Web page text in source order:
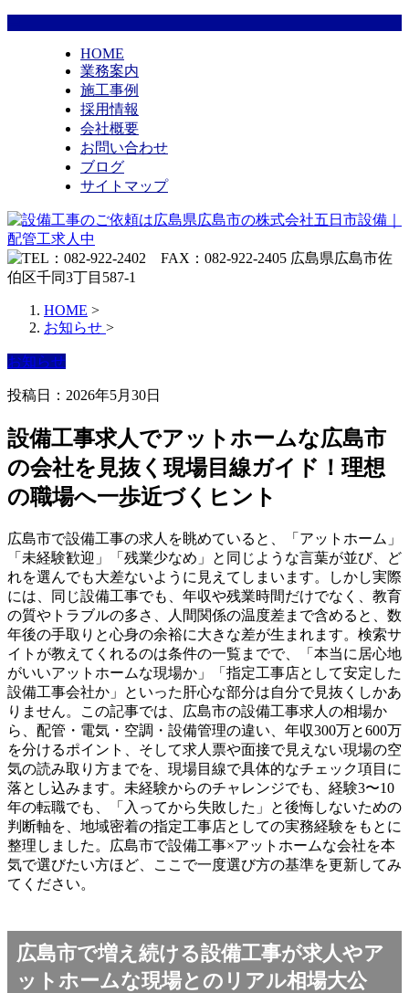
HOME
業務案内
施工事例
採用情報
会社概要
お問い合わせ
ブログ
サイトマップ
HOME >
お知らせ >
お知らせ
投稿日：2026年5月30日
設備工事求人でアットホームな広島市
の会社を見抜く現場目線ガイド！理想
の職場へ一歩近づくヒント
広島市で設備工事の求人を眺めていると、「アットホーム」
「未経験歓迎」「残業少なめ」と同じような言葉が並び、ど
れを選んでも大差ないように見えてしまいます。しかし実際
には、同じ設備工事でも、年収や残業時間だけでなく、教育
の質やトラブルの多さ、人間関係の温度差まで含めると、数
年後の手取りと心身の余裕に大きな差が生まれます。検索サ
イトが教えてくれるのは条件の一覧までで、「本当に居心地
がいいアットホームな現場か」「指定工事店として安定した
設備工事会社か」といった肝心な部分は自分で見抜くしかあ
りません。この記事では、広島市の設備工事求人の相場か
ら、配管・電気・空調・設備管理の違い、年収300万と600万
を分けるポイント、そして求人票や面接で見えない現場の空
気の読み取り方までを、現場目線で具体的なチェック項目に
落とし込みます。未経験からのチャレンジでも、経験3〜10
年の転職でも、「入ってから失敗した」と後悔しないための
判断軸を、地域密着の指定工事店としての実務経験をもとに
整理しました。広島市で設備工事×アットホームな会社を本
気で選びたい方ほど、ここで一度選び方の基準を更新してみ
てください。
広島市で増え続ける設備工事が求人やア
ットホームな現場とのリアル相場大公